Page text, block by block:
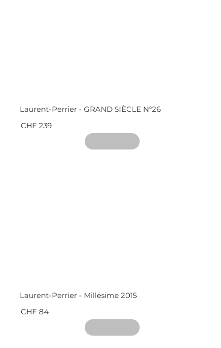
Laurent-Perrier - GRAND SIÈCLE N°26
CHF 239
Laurent-Perrier - Millésime 2015
CHF 84